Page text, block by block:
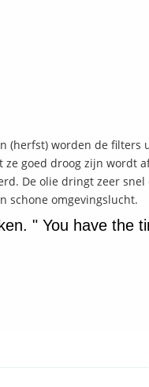
(herfst) worden de
ze goed droog zijn wordt
De olie dringt zeer
schone omgevingslucht.
" You have the